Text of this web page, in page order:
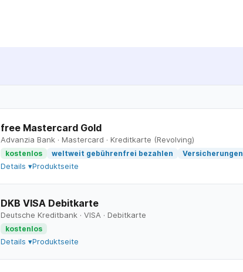
free Mastercard Gold
Advanzia Bank · Mastercard · Kreditkarte (Revolving)
kostenlos weltweit gebührenfrei bezahlen Versicherungen
Details ▾Produktseite
DKB VISA Debitkarte
Deutsche Kreditbank · VISA · Debitkarte
kostenlos
Details ▾Produktseite